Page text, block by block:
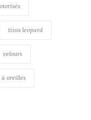
tissu leopard
velours
oreilles